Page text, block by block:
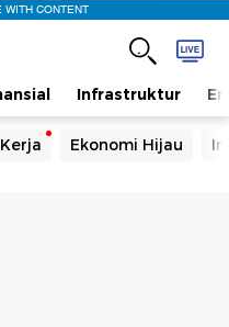
CONTENT
Infrastruktur
Ekonomi Hijau